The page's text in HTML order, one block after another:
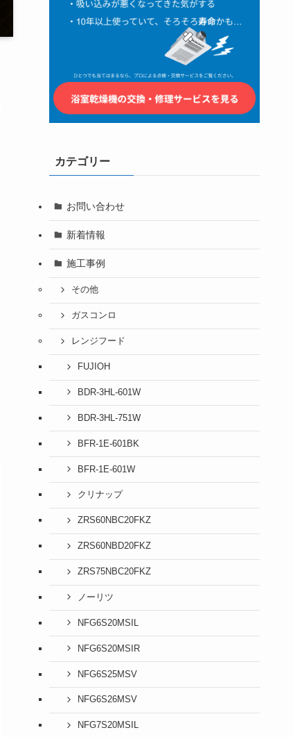
カテゴリー
お問い合わせ
新着情報
施工事例
その他
ガスコンロ
レンジフード
FUJIOH
BDR-3HL-601W
BDR-3HL-751W
BFR-1E-601BK
BFR-1E-601W
クリナップ
ZRS60NBC20FKZ
ZRS60NBD20FKZ
ZRS75NBC20FKZ
ノーリツ
NFG6S20MSIL
NFG6S20MSIR
NFG6S25MSV
NFG6S26MSV
NFG7S20MSIL